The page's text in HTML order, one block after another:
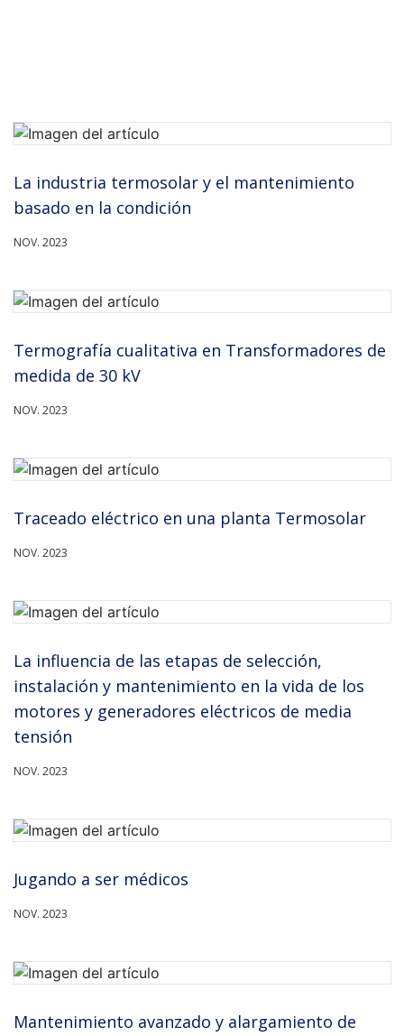
La industria termosolar y el mantenimiento
basado en la condición
NOV. 2023
Termografía cualitativa en Transformadores de
medida de 30 kV
NOV. 2023
Traceado eléctrico en una planta Termosolar
NOV. 2023
La influencia de las etapas de selección,
instalación y mantenimiento en la vida de los
motores y generadores eléctricos de media
tensión
NOV. 2023
Jugando a ser médicos
NOV. 2023
Mantenimiento avanzado y alargamiento de